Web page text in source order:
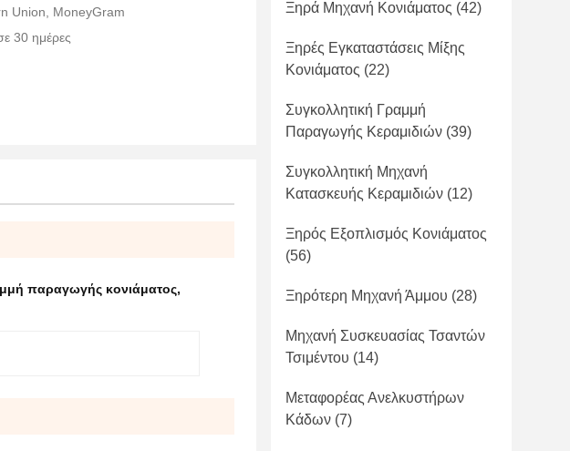
Union, MoneyGram
30 ημέρες
παραγωγής κονιάματος,
Ξηρά Μηχανή Κονιάματος (42)
Ξηρές Εγκαταστάσεις Μίξης
Κονιάματος (22)
Συγκολλητική Γραμμή
Παραγωγής Κεραμιδιών (39)
Συγκολλητική Μηχανή
Κατασκευής Κεραμιδιών (12)
Ξηρός Εξοπλισμός Κονιάματος
(56)
Ξηρότερη Μηχανή Άμμου (28)
Μηχανή Συσκευασίας Τσαντών
Τσιμέντου (14)
Μεταφορέας Ανελκυστήρων
Κάδων (7)